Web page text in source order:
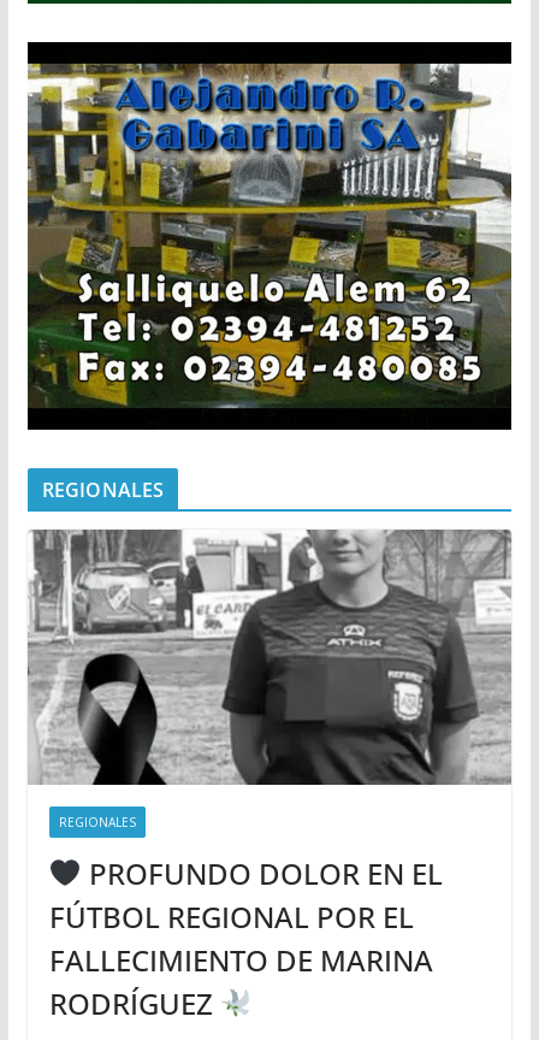
REGIONALES
REGIONALES
PROFUNDO DOLOR EN EL
FÚTBOL REGIONAL POR EL
FALLECIMIENTO DE MARINA
RODRÍGUEZ